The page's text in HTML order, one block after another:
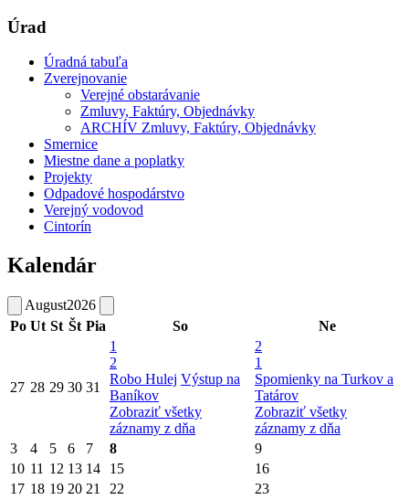
Úrad
Úradná tabuľa
Zverejnovanie
Verejné obstarávanie
Zmluvy, Faktúry, Objednávky
ARCHÍV Zmluvy, Faktúry, Objednávky
Smernice
Miestne dane a poplatky
Projekty
Odpadové hospodárstvo
Verejný vodovod
Cintorín
Kalendár
August2026
Po Ut St Št Pia So Ne
27 28 29 30 31
1
2
Robo Hulej Výstup na
Baníkov
Zobraziť všetky
záznamy z dňa
2
1
Spomienky na Turkov a
Tatárov
Zobraziť všetky
záznamy z dňa
3
4 5 6 7 8
9
10 11 12 13 14 15
16
17 18 19 20 21 22
23